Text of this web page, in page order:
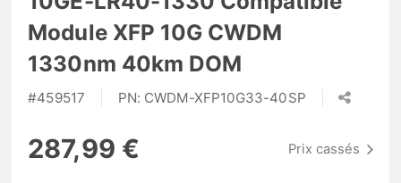
Module XFP 10G CWDM
1330nm 40km DOM
#459517 PN: CWDM-XFP10G33-40SP
287,99 € Prix cassés